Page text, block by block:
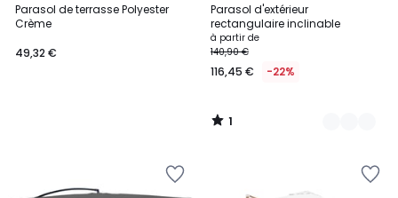
Parasol de terrasse Polyester
Crème
49,32 €
Parasol d'extérieur
rectangulaire inclinable
à partir de
140,90 €
116,45 € -22%
/
5
Couleurs
1
/